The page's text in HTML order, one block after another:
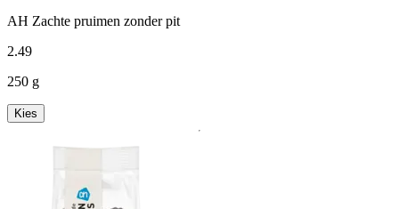
AH Zachte pruimen zonder pit
2.49
250 g
Kies